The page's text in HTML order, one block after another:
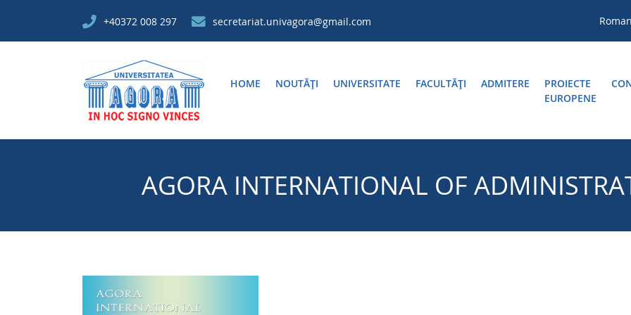
+40372 008 297 secretariat.univagora@gmail.com
HOME NOUTĂȚI UNIVERSITATE FACULTĂŢI ADMITERE
PROIECTE
EUROPENE
AGORA INTERNATIONAL OF